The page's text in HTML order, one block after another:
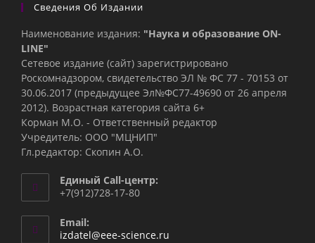
Сведения Об Издании
Наименование издания: "Наука и образование ON-
LINE"
Сетевое издание (сайт) зарегистрировано
Роскомнадзором, свидетельство ЭЛ № ФС 77 - 70153 от
30.06.2017 (предыдущее Эл№ФC77-49690 от 26 апреля
2012). Возрастная категория сайта 6+
Корман М.О. - Ответственный редактор
Учредитель: ООО "МЦНИП"
Гл.редактор: Скопин А.О.
Единый Call-центр:
+7(912)728-17-80
Email:
izdatel@eee-science.ru